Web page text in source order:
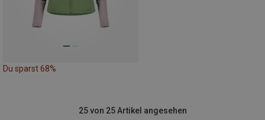
Du sparst 68%
25 von 25 Artikel angesehen